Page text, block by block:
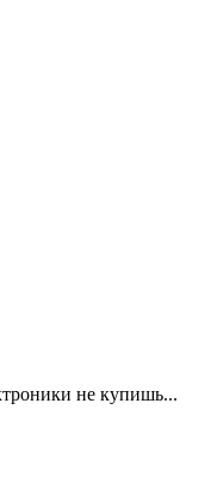
не купишь...